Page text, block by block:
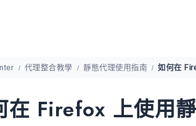
代理整合教學 靜態代理使用指南
在 Firefox 上使用